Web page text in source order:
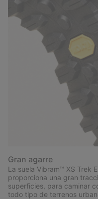
Gran agarre
La suela Vibram™ XS Trek
proporciona una gran
superficies, para caminar
todo tipo de terrenos